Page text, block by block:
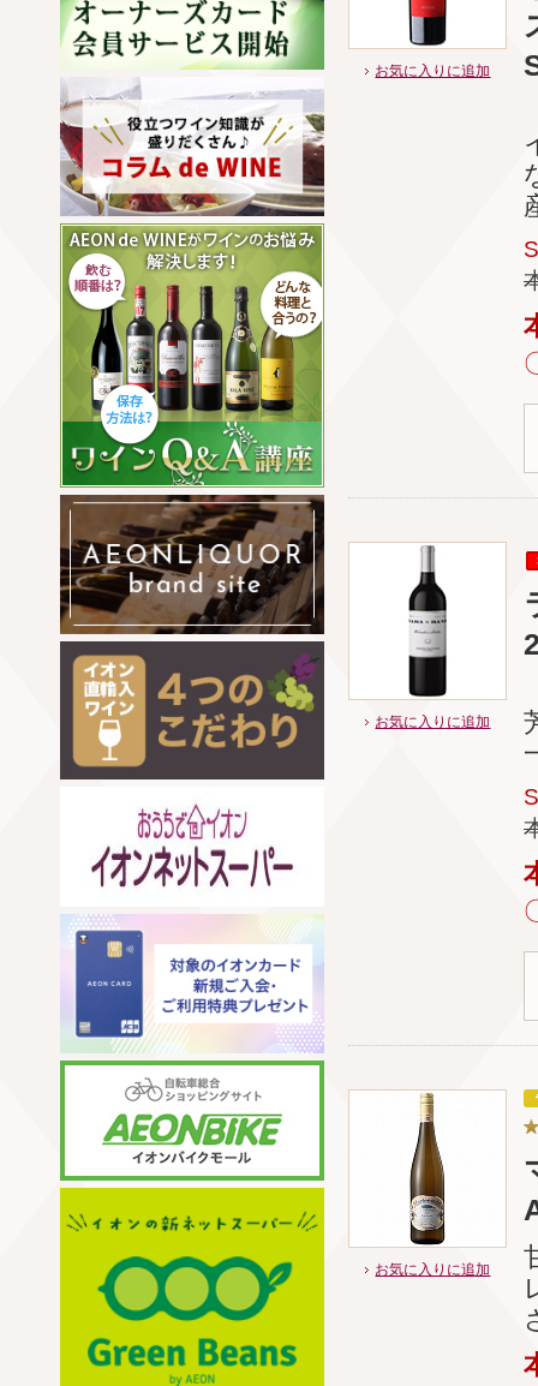
お気に入りに追加
お気に入りに追加
お気に入りに追加